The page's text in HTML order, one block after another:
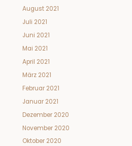
August 2021
Juli 2021
Juni 2021
Mai 2021
April 2021
März 2021
Februar 2021
Januar 2021
Dezember 2020
November 2020
Oktober 2020